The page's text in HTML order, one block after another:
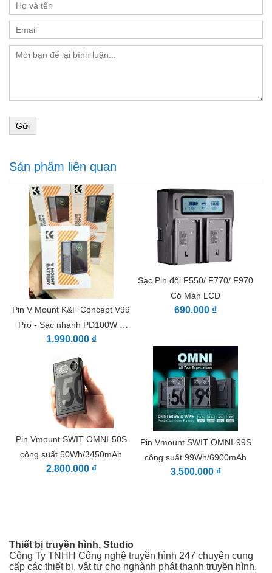
Kích thước
Chuẩn kết nối: V-Mount
Tính năng bảo vệ
bảo vệ ngắn mạch
Phụ kiện đi kèm: Dây sạc nhanh USB-C to USB-C
cấp công suất tối đa là 99Wh và 6700mAh ở mức
cấp khả năng sạc nhanh, sạc đầy chỉ trong 2,5 giờ và
cũng có thể sạc hiệu quả cho máy tính xách tay, điện
thoại thông minh và các thiết bị khác.
Nhiều cổng kết nối mở rộng : Với hai cổng USB-C,
một cổng USB-A, một cổng DC (12V, 5,5x2,5mm), BP
và D-TAP, loại pin này đảm bảo bạn có thể cấp
nguồn cho nhiều thiết bị cùng lúc, trở thành bộ chia
nguồn đa năng cho mọi thiết bị của bạn.
Màn hình màu TFT thời gian thực: Theo dõi công
suất đầu ra của mỗi cổng và trạng thái chung của pin
thông qua màn hình màu TFT rõ nét, đảm bảo quản
lý năng lượng hiệu quả và sử dụng tối ưu trong các
buổi chụp kéo dài.
Cấu trúc chắc chắn với đèn chiếu sáng khẩn cấp:
Được chế tạo bằng hợp kim nhôm bền và PC chống
cháy, có lớp phủ acrylic chống trầy xước, pin này
cũng bao gồm đèn ngủ khẩn cấp để dễ sử dụng
trong điều kiện thiếu sáng, khiến nó trở thành sự lựa
chọn đáng tin cậy cho những môi trường khắc
nghiệt.
Gửi
Sản phẩm liên quan
Pin V Mount K&F Concept V99
Pro - Sạc nhanh PD100W –
DC/D-Tap/Dual USB-C/USB-A,
Màn Hình TFT
1.990.000 ₫
Sạc Pin đôi F550/ F770/ F970
Có Màn LCD
690.000 ₫
Pin Vmount SWIT OMNI-50S
công suất 50Wh/3450mAh
2.800.000 ₫
Pin Vmount SWIT OMNI-99S
công suất 99Wh/6900mAh
3.500.000 ₫
Thiết bị truyền hình, Studio
Công Ty TNHH Công nghệ truyền hình 247 chuyên cung
cấp các thiết bị, vật tư cho nghành phát thanh truyền hình.